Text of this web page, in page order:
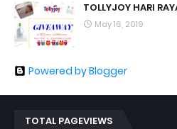
TOLLYJOY HARI
May 16, 2019
Powered by Blogger
TOTAL PAGEVIEWS